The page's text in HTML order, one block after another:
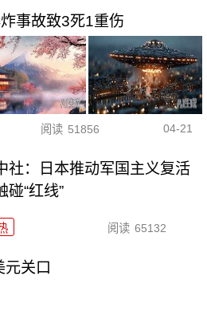
事故致3死1重伤
阅读 51856 04-21
社：日本推动军国主义复活
碰“红线”
阅读 65132
元关口